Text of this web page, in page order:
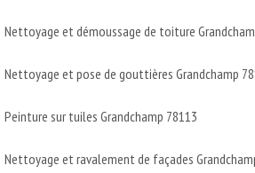
Nettoyage et démoussage de toiture
Nettoyage et pose de gouttières Grandchamp
Peinture sur tuiles Grandchamp 78113
Nettoyage et ravalement de façades